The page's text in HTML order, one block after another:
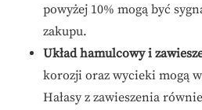
powyżej 10% mogą być
zakupu.
Układ hamulcowy i
korozji oraz wycieki mogą
Hałasy z zawieszenia